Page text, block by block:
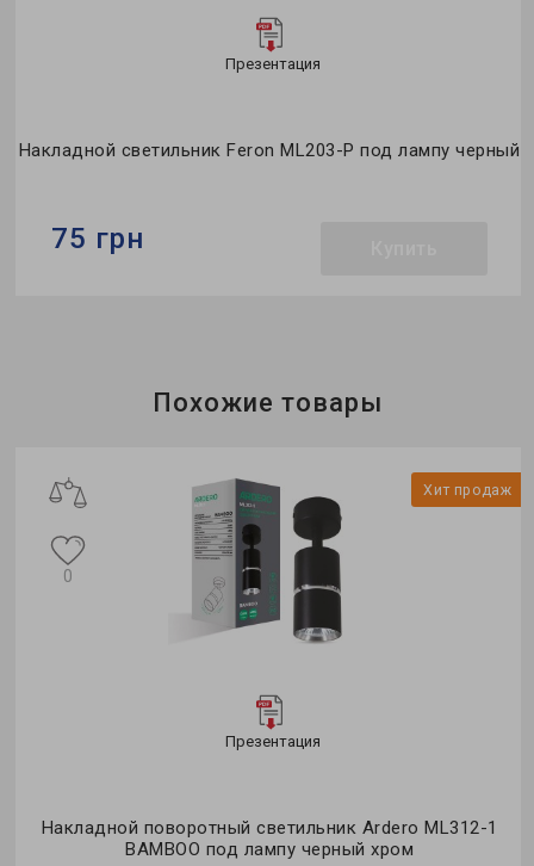
Презентация
Накладной светильник Feron ML203-P под лампу черный
75 грн
MR16
Похожие товары
Хит продаж
Презентация
Накладной поворотный светильник Ardero ML312-1
BAMBOO под лампу черный хром
0